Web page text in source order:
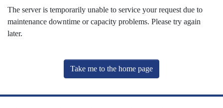
The server is temporarily unable to service your request due to
maintenance downtime or capacity problems. Please try again
later.
Take me to the home page